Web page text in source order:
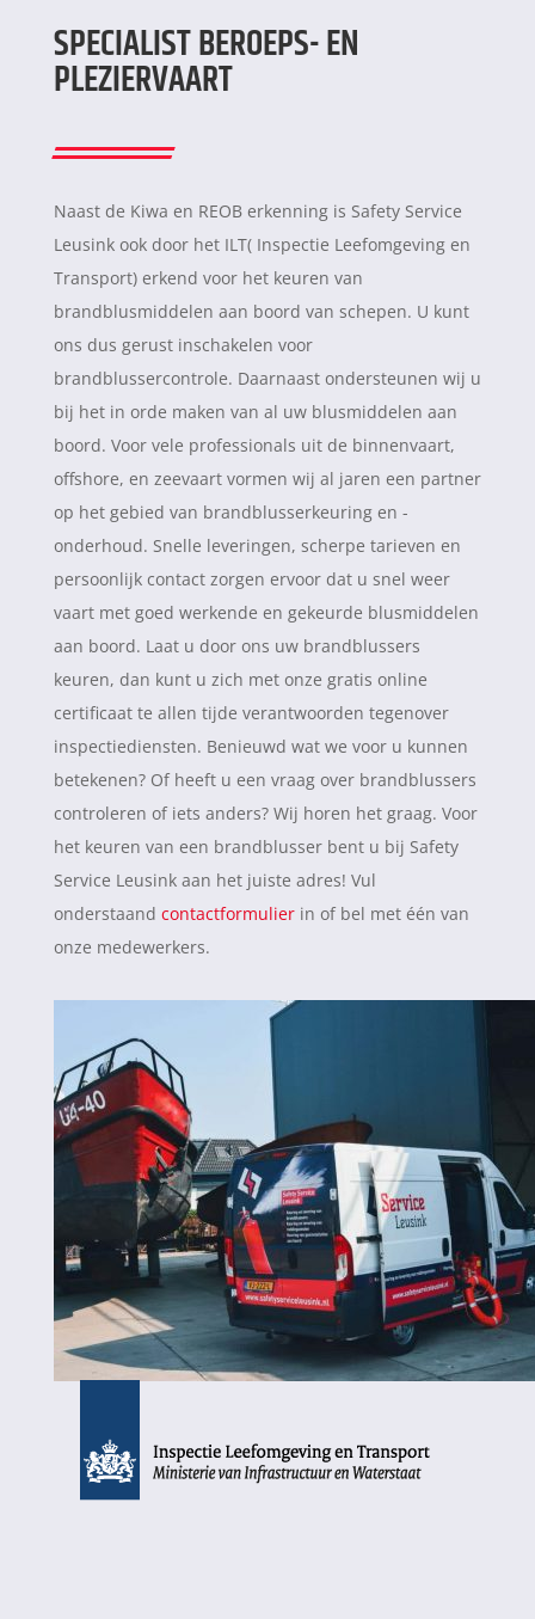
SPECIALIST BEROEPS- EN
PLEZIERVAART
Naast de Kiwa en REOB erkenning is Safety Service
Leusink ook door het ILT( Inspectie Leefomgeving en
Transport) erkend voor het keuren van
brandblusmiddelen aan boord van schepen. U kunt
ons dus gerust inschakelen voor
brandblussercontrole. Daarnaast ondersteunen wij u
bij het in orde maken van al uw blusmiddelen aan
boord. Voor vele professionals uit de binnenvaart,
offshore, en zeevaart vormen wij al jaren een partner
op het gebied van brandblusserkeuring en -
onderhoud. Snelle leveringen, scherpe tarieven en
persoonlijk contact zorgen ervoor dat u snel weer
vaart met goed werkende en gekeurde blusmiddelen
aan boord. Laat u door ons uw brandblussers
keuren, dan kunt u zich met onze gratis online
certificaat te allen tijde verantwoorden tegenover
inspectiediensten. Benieuwd wat we voor u kunnen
betekenen? Of heeft u een vraag over brandblussers
controleren of iets anders? Wij horen het graag. Voor
het keuren van een brandblusser bent u bij Safety
Service Leusink aan het juiste adres! Vul
onderstaand contactformulierin of bel met één van
onze medewerkers.